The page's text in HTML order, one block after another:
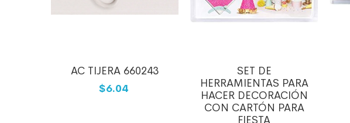
AC TIJERA 660243
$6.04
SET DE
HERRAMIENTAS PARA
HACER DECORACIÓN
CON CARTÓN PARA
FIESTA